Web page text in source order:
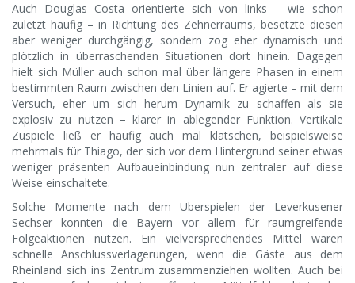
Auch Douglas Costa orientierte sich von links – wie schon
zuletzt häufig – in Richtung des Zehnerraums, besetzte diesen
aber weniger durchgängig, sondern zog eher dynamisch und
plötzlich in überraschenden Situationen dort hinein. Dagegen
hielt sich Müller auch schon mal über längere Phasen in einem
bestimmten Raum zwischen den Linien auf. Er agierte – mit dem
Versuch, eher um sich herum Dynamik zu schaffen als sie
explosiv zu nutzen – klarer in ablegender Funktion. Vertikale
Zuspiele ließ er häufig auch mal klatschen, beispielsweise
mehrmals für Thiago, der sich vor dem Hintergrund seiner etwas
weniger präsenten Aufbaueinbindung nun zentraler auf diese
Weise einschaltete.
Solche Momente nach dem Überspielen der Leverkusener
Sechser konnten die Bayern vor allem für raumgreifende
Folgeaktionen nutzen. Ein vielversprechendes Mittel waren
schnelle Anschlussverlagerungen, wenn die Gäste aus dem
Rheinland sich ins Zentrum zusammenziehen wollten. Auch bei